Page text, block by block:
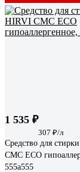
1 535 ₽
307 ₽/л
Средство для
СМС ЕСО
555а555